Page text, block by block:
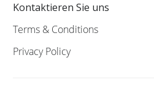
Kontaktieren Sie uns
Terms & Conditions
Privacy Policy